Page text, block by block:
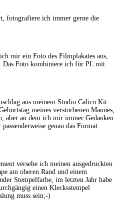
fotografiere ich immer gerne die
mir ein Foto des Filmplakates aus,
Foto kombiniere ich für PL mit
aus meinem Studio Calico Kit
meines verstorbenen Mannes,
aber an dem ich mir immer Gedanken
genau das Format
versehe ich meinen ausgedruckten
am oberen Rand und einem
Stempelfarbe, im letzten Jahr habe
einen Klecksstempel
muss sein;-)